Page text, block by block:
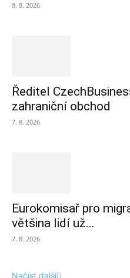
8. 8. 2026
Ředitel
zahraniční obchod
7. 8. 2026
Eurokomisař pro
většina lidí už...
7. 8. 2026
Načíst další